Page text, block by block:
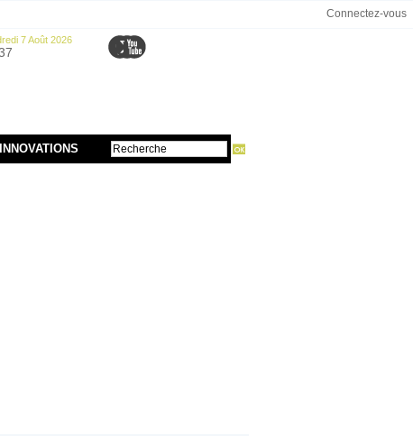
Connectez-vous
7 Août 2026
INNOVATIONS